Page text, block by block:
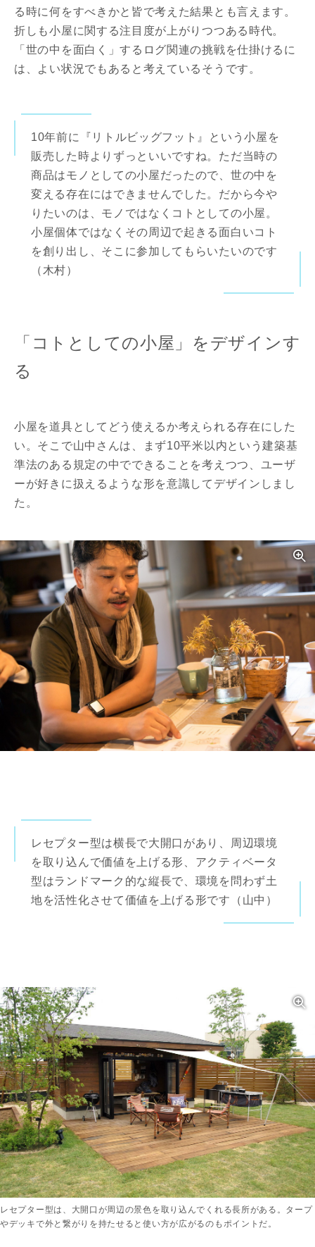
る時に何をすべきかと皆で考えた結果とも言えます。
折しも小屋に関する注目度が上がりつつある時代。
「世の中を面白く」するログ関連の挑戦を仕掛けるに
は、よい状況でもあると考えているそうです。
10年前に『リトルビッグフット』という小屋を
販売した時よりずっといいですね。ただ当時の
商品はモノとしての小屋だったので、世の中を
変える存在にはできませんでした。だから今や
りたいのは、モノではなくコトとしての小屋。
小屋個体ではなくその周辺で起きる面白いコト
を創り出し、そこに参加してもらいたいのです
（木村）
「コトとしての小屋」をデザインす
る
小屋を道具としてどう使えるか考えられる存在にした
い。そこで山中さんは、まず10平米以内という建築基
準法のある規定の中でできることを考えつつ、ユーザ
ーが好きに扱えるような形を意識してデザインしまし
た。
レセプター型は横長で大開口があり、周辺環境
を取り込んで価値を上げる形、アクティベータ
型はランドマーク的な縦長で、環境を問わず土
地を活性化させて価値を上げる形です（山中）
レセプター型は、大開口が周辺の景色を取り込んでくれる長所がある。タープ
やデッキで外と繋がりを持たせると使い方が広がるのもポイントだ。